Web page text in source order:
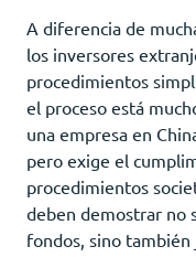
A diferencia de
los inversores
procedimientos
el proceso está
una empresa en
pero exige el
procedimientos
deben demostrar no
fondos, sino